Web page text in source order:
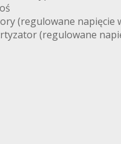
(regulowane napięcie
(regulowane